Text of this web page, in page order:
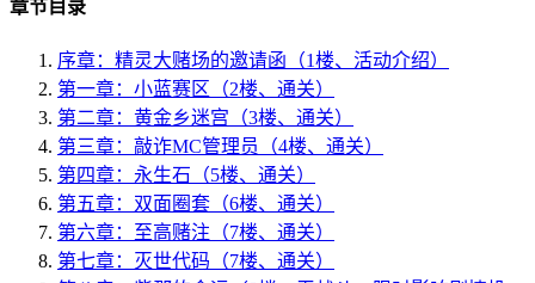
章节目录
序章：精灵大赌场的邀请函（1楼、活动介绍）
第一章：小蓝赛区（2楼、通关）
第二章：黄金乡迷宫（3楼、通关）
第三章：敲诈MC管理员（4楼、通关）
第四章：永生石（5楼、通关）
第五章：双面圈套（6楼、通关）
第六章：至高赌注（7楼、通关）
第七章：灭世代码（7楼、通关）